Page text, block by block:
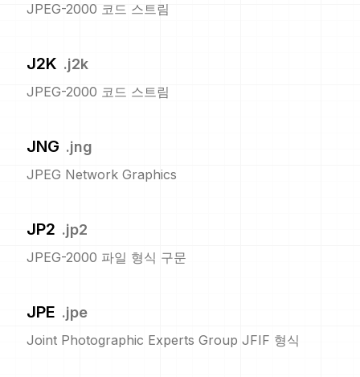
JPEG-2000 코드 스트림
J2K .j2k
JPEG-2000 코드 스트림
JNG .jng
JPEG Network Graphics
JP2 .jp2
JPEG-2000 파일 형식 구문
JPE .jpe
Joint Photographic Experts Group JFIF 형식